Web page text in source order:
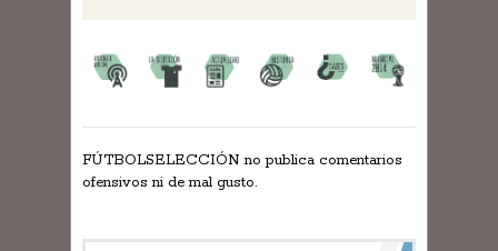
FÚTBOLSELECCIÓN no publica comentarios
ofensivos ni de mal gusto.